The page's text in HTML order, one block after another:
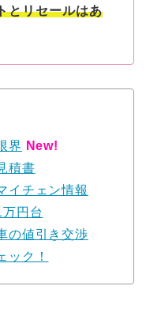
とリセールはあ
界 New!
積書
イチェン情報
円台
の値引き交渉
ック！